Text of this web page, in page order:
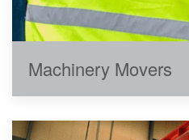
Machinery Movers